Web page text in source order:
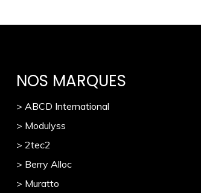
NOS MARQUES
> ABCD International
> Modulyss
> 2tec2
> Berry Alloc
> Muratto